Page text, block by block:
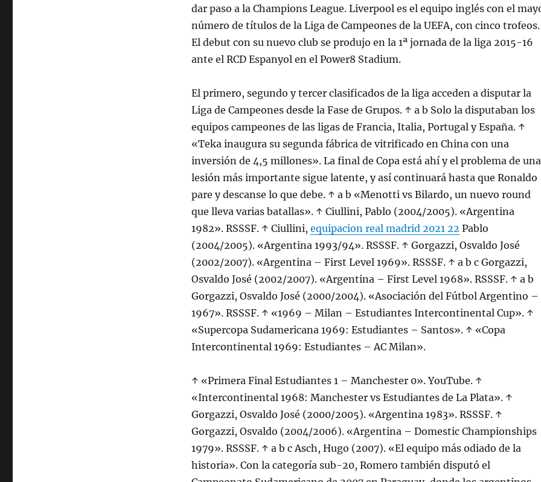
dar paso a la Champions League. Liverpool es el equipo inglés con el
número de títulos de la Liga de Campeones de la UEFA, con cinco trofeos.
El debut con su nuevo club se produjo en la 1ª jornada de la liga 2015-16
ante el RCD Espanyol en el Power8 Stadium.
El primero, segundo y tercer clasificados de la liga acceden a disputar la
Liga de Campeones desde la Fase de Grupos. ↑ a b Solo la disputaban los
equipos campeones de las ligas de Francia, Italia, Portugal y España. ↑
«Teka inaugura su segunda fábrica de vitrificado en China con una
inversión de 4,5 millones». La final de Copa está ahí y el problema de una
lesión más importante sigue latente, y así continuará hasta que Ronaldo
pare y descanse lo que debe. ↑ a b «Menotti vs Bilardo, un nuevo round
que lleva varias batallas». ↑ Ciullini, Pablo (2004/2005). «Argentina
1982». RSSSF. ↑ Ciullini, equipacion real madrid 2021 22 Pablo
(2004/2005). «Argentina 1993/94». RSSSF. ↑ Gorgazzi, Osvaldo José
(2002/2007). «Argentina – First Level 1969». RSSSF. ↑ a b c Gorgazzi,
Osvaldo José (2002/2007). «Argentina – First Level 1968». RSSSF. ↑ a b
Gorgazzi, Osvaldo José (2000/2004). «Asociación del Fútbol Argentino –
1967». RSSSF. ↑ «1969 – Milan – Estudiantes Intercontinental Cup». ↑
«Supercopa Sudamericana 1969: Estudiantes – Santos». ↑ «Copa
Intercontinental 1969: Estudiantes – AC Milan».
↑ «Primera Final Estudiantes 1 – Manchester 0». YouTube. ↑
«Intercontinental 1968: Manchester vs Estudiantes de La Plata». ↑
Gorgazzi, Osvaldo José (2000/2005). «Argentina 1983». RSSSF. ↑
Gorgazzi, Osvaldo (2004/2006). «Argentina – Domestic Championships
1979». RSSSF. ↑ a b c Asch, Hugo (2007). «El equipo más odiado de la
historia». Con la categoría sub-20, Romero también disputó el